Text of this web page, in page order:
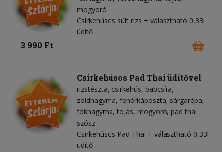
mogyoró
Csirkehúsos sült rizs + választható 0,33l
üdítő
3 990 Ft
Csirkehúsos Pad Thai üdítővel
rizstészta csirkehús babcsíra
zöldhagyma fehérkáposzta sárgarépa
fokhagyma tojás mogyoró pad thai
szósz
Csirkehúsos Pad Thai + választható 0,33l
üdítő